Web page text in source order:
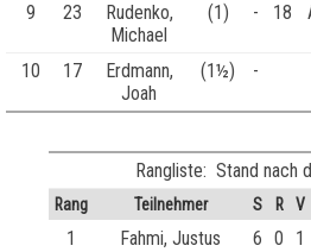
9 23
Rudenko,
Michael
(1) - 18
10 17
Erdmann,
Joah
(1½) -
Rangliste: Stand nach
Rang Teilnehmer S R V
1 Fahmi, Justus 6 0 1